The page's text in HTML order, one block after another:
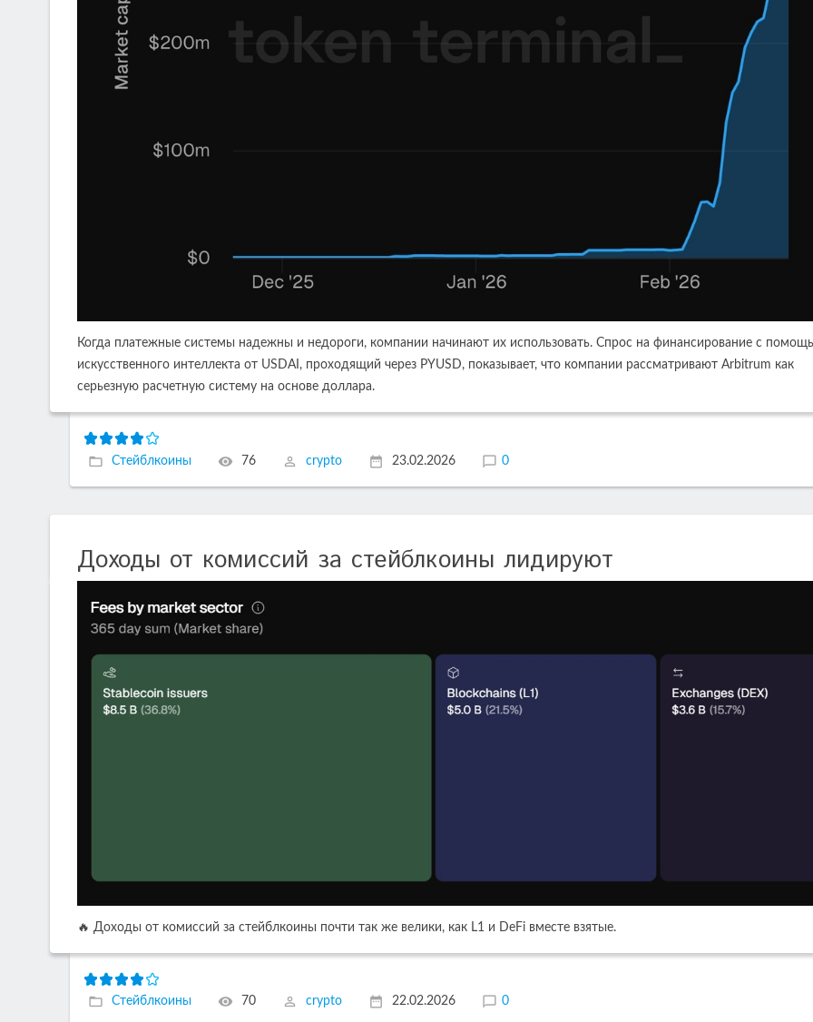
Когда платежные системы надежны и недороги, компании начинают их использовать. Спрос на финансирование с
искусственного интеллекта от USDAI, проходящий через PYUSD, показывает, что компании рассматривают Arbitrum как
серьезную расчетную систему на основе доллара.
Стейблкоины 76 crypto 23.02.2026 0
Доходы от комиссий за стейблкоины лидируют
🔥 Доходы от комиссий за стейблкоины почти так же велики, как L1 и DeFi вместе взятые.
Стейблкоины 70 crypto 22.02.2026 0